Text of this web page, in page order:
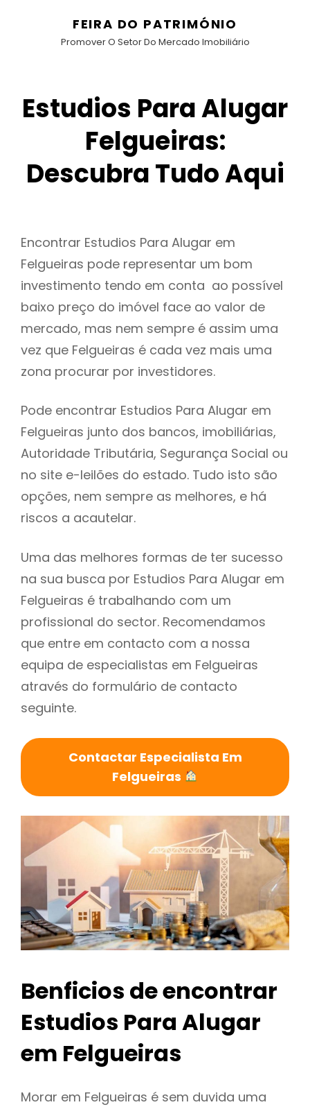
FEIRA DO PATRIMÓNIO
Promover O Setor Do Mercado Imobiliário
Estudios Para Alugar
Felgueiras:
Descubra Tudo Aqui
Encontrar Estudios Para Alugar em
Felgueiras pode representar um bom
investimento tendo em conta ao possível
baixo preço do imóvel face ao valor de
mercado, mas nem sempre é assim uma
vez que Felgueiras é cada vez mais uma
zona procurar por investidores.
Pode encontrar Estudios Para Alugar em
Felgueiras junto dos bancos, imobiliárias,
Autoridade Tributária, Segurança Social ou
no site e-leilões do estado. Tudo isto são
opções, nem sempre as melhores, e há
riscos a acautelar.
Uma das melhores formas de ter sucesso
na sua busca por Estudios Para Alugar em
Felgueiras é trabalhando com um
profissional do sector. Recomendamos
que entre em contacto com a nossa
equipa de especialistas em Felgueiras
através do formulário de contacto
seguinte.
Contactar Especialista Em
Felgueiras
Benficios de encontrar
Estudios Para Alugar
em Felgueiras
Morar em Felgueiras é sem duvida uma